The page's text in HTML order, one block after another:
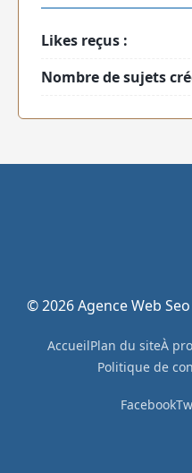
Likes reçus :
Nombre de sujets
© 2026 Agence Web
AccueilPlan du siteÀ
Politique de
Facebook